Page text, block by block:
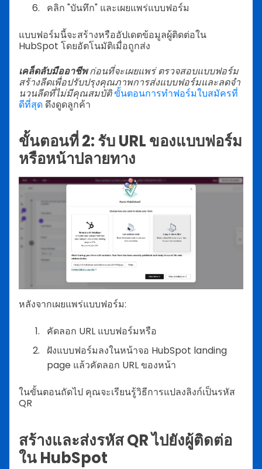
คลิก "บันทึก" และเผยแพร่แบบฟอร์ม
แบบฟอร์มนี้จะสร้างหรืออัปเดตข้อมูลผู้ติดต่อใน
HubSpot โดยอัตโนมัติเมื่อถูกส่ง
เคล็ดลับมืออาชีพก่อนที่จะเผยแพร่ ตรวจสอบแบบฟอร์ม
สร้างลีดเพื่อปรับปรุงคุณภาพการส่งแบบฟอร์มและลดจำ
นวนลีดที่ไม่มีคุณสมบัติขั้นตอนการทำฟอร์มใบสมัครที่
ดีที่สุด ดึงดูดลูกค้า
ขั้นตอนที่ 2: รับ URL ของแบบฟอร์ม
หรือหน้าปลายทาง
หลังจากเผยแพร่แบบฟอร์ม:
คัดลอก URL แบบฟอร์มหรือ
ฝังแบบฟอร์มลงในหน้าจอ HubSpot landing
page แล้วคัดลอก URL ของหน้า
ในขั้นตอนถัดไป คุณจะเรียนรู้วิธีการแปลงลิงก์เป็นรหัส
QR
สร้างและส่งรหัส QR ไปยังผู้ติดต่อ
ใน HubSpot